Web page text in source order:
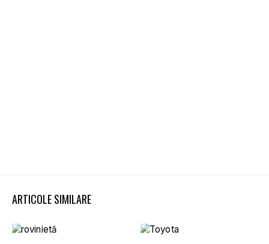
ARTICOLE SIMILARE